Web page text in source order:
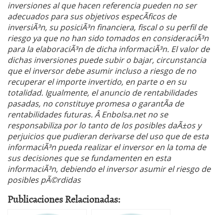
inversiones al que hacen referencia pueden no ser
adecuados para sus objetivos especÃ­ficos de
inversiÃ³n, su posiciÃ³n financiera, fiscal o su perfil de
riesgo ya que no han sido tomados en consideraciÃ³n
para la elaboraciÃ³n de dicha informaciÃ³n. El valor de
dichas inversiones puede subir o bajar, circunstancia
que el inversor debe asumir incluso a riesgo de no
recuperar el importe invertido, en parte o en su
totalidad. Igualmente, el anuncio de rentabilidades
pasadas, no constituye promesa o garantÃ­a de
rentabilidades futuras. Â Enbolsa.net no se
responsabiliza por lo tanto de los posibles daÃ±os y
perjuicios que pudieran derivarse del uso que de esta
informaciÃ³n pueda realizar el inversor en la toma de
sus decisiones que se fundamenten en esta
informaciÃ³n, debiendo el inversor asumir el riesgo de
posibles pÃ©rdidas
Publicaciones Relacionadas: